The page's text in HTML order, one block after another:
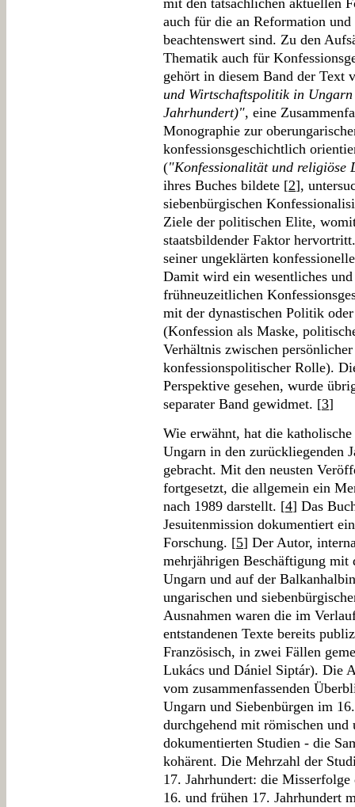
mit den tatsächlichen aktuellen
auch für die an Reformation und
beachtenswert sind. Zu den
Thematik auch für
gehört in diesem Band der Text
und Wirtschaftspolitik in
Jahrhundert)", eine
Monographie zur
konfessionsgeschichtlich
("Konfessionalität und religiöse
ihres Buches bildete [2],
siebenbürgischen
Ziele der politischen Elite,
staatsbildender Faktor
seiner ungeklärten
Damit wird ein wesentliches
frühneuzeitlichen
mit der dynastischen Politik
(Konfession als Maske,
Verhältnis zwischen
konfessionspolitischer Rolle).
Perspektive gesehen, wurde
separater Band gewidmet. [3]
Wie erwähnt, hat die
Ungarn in den zurückliegenden
gebracht. Mit den neusten
fortgesetzt, die allgemein ein
nach 1989 darstellt. [4] Das
Jesuitenmission dokumentiert
Forschung. [5] Der Autor,
mehrjährigen Beschäftigung mit
Ungarn und auf der
ungarischen und
Ausnahmen waren die im
entstandenen Texte bereits
Französisch, in zwei Fällen
Lukács und Dániel Siptár). Die
vom zusammenfassenden
Ungarn und Siebenbürgen im
durchgehend mit römischen
dokumentierten Studien - die
kohärent. Die Mehrzahl der
17. Jahrhundert: die
16. und frühen 17. Jahrhundert